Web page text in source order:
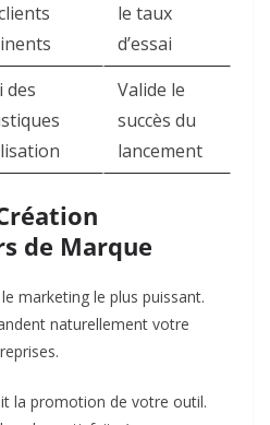
le taux
d’essai
des
Valide le
succès du
lancement
de Marque
marketing le plus puissant.
naturellement votre
la promotion de votre outil.